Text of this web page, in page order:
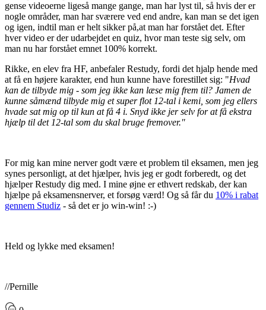
gense videoerne ligeså mange gange, man har lyst til, så hvis der er
nogle områder, man har sværere ved end andre, kan man se det igen
og igen, indtil man er helt sikker på,at man har forstået det. Efter
hver video er der udarbejdet en quiz, hvor man teste sig selv, om
man nu har forstået emnet 100% korrekt.
Rikke, en elev fra HF, anbefaler Restudy, fordi det hjalp hende med
at få en højere karakter, end hun kunne have forestillet sig: "Hvad
kan de tilbyde mig - som jeg ikke kan læse mig frem til? Jamen de
kunne såmænd tilbyde mig et super flot 12-tal i kemi, som jeg ellers
hvade sat mig op til kun at få 4 i. Snyd ikke jer selv for at få ekstra
hjælp til det 12-tal som du skal bruge fremover."
For mig kan mine nerver godt være et problem til eksamen, men jeg
synes personligt, at det hjælper, hvis jeg er godt forberedt, og det
hjælper Restudy dig med. I mine øjne er ethvert redskab, der kan
hjælpe på eksamensnerver, et forsøg værd! Og så får du 10% i rabat
gennem Studiz - så det er jo win-win! :-)
Held og lykke med eksamen!
//Pernille